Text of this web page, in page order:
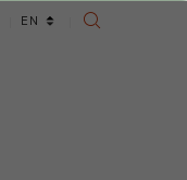
Language
EN
SEARCH